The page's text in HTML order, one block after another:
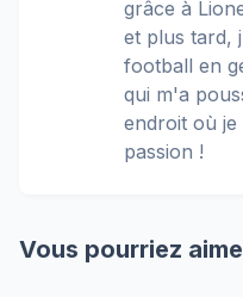
grâce à
et plus tard,
football en
qui m'a
endroit où
passion !
Vous pourriez